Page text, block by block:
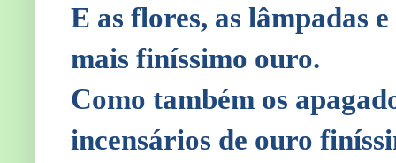
E as flores, as lâmpadas
mais finíssimo ouro.
Como também os
incensários de ouro